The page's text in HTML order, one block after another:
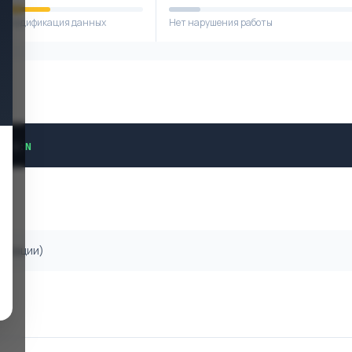
модификация данных Нет нарушения работы
N